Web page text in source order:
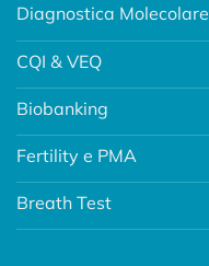
Diagnostica Molecolare
CQI & VEQ
Biobanking
Fertility e PMA
Breath Test